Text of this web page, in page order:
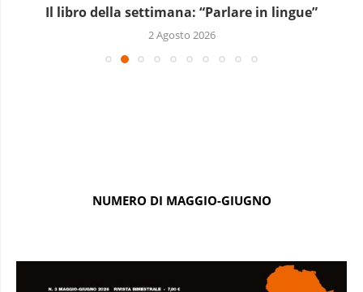
Il libro della settimana: “Parlare in lingue”
2 Agosto 2026
NUMERO DI MAGGIO-GIUGNO